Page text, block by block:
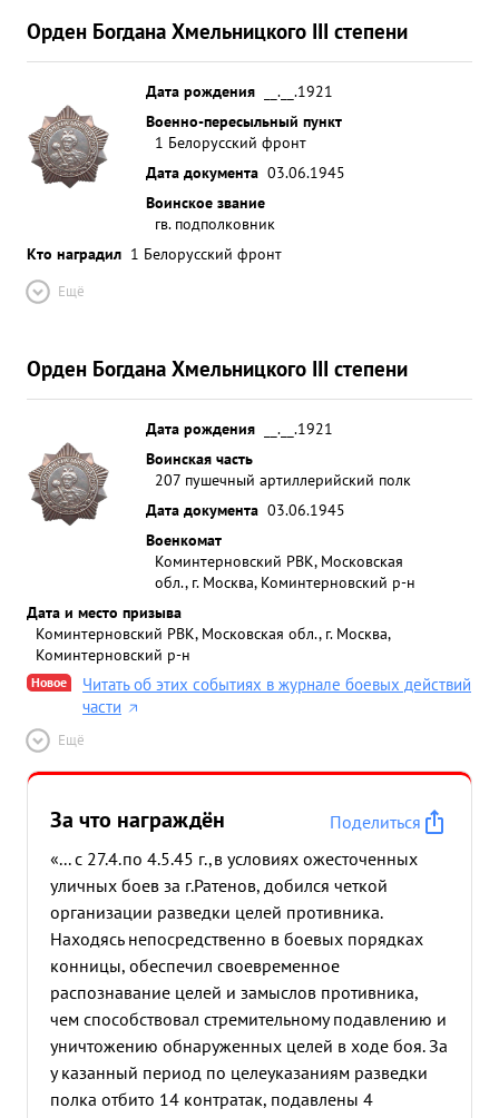
Орден Богдана Хмельницкого III степени
Дата рождения
__.__.1921
Военно-пересыльный пункт
1 Белорусский фронт
Дата документа 03.06.1945
Воинское звание
гв. подполковник
Кто наградил 1 Белорусский фронт
Ещё
Орден Богдана Хмельницкого III степени
Дата рождения
__.__.1921
Воинская часть
207 пушечный артиллерийский полк
Дата документа 03.06.1945
Военкомат
Коминтерновский РВК, Московская
обл., г. Москва, Коминтерновский р-н
Дата и место призыва
Коминтерновский РВК, Московская обл., г. Москва,
Коминтерновский р-н
Новое
Читать об этих событиях в журнале боевых действий
части
Ещё
За что награждён
Поделиться
«... с 27.4.по 4.5.45 г.,в условиях ожесточенных
уличных боев за г.Ратенов, добился четкой
организации разведки целей противника.
Находясь непосредственно в боевых порядках
конницы, обеспечил своевременное
распознавание целей и замыслов противника,
чем способствовал стремительному подавлению и
уничтожению обнаруженных целей в ходе боя. За
у казанный период по целеуказаниям разведки
полка отбито 14 контратак, подавлены 4